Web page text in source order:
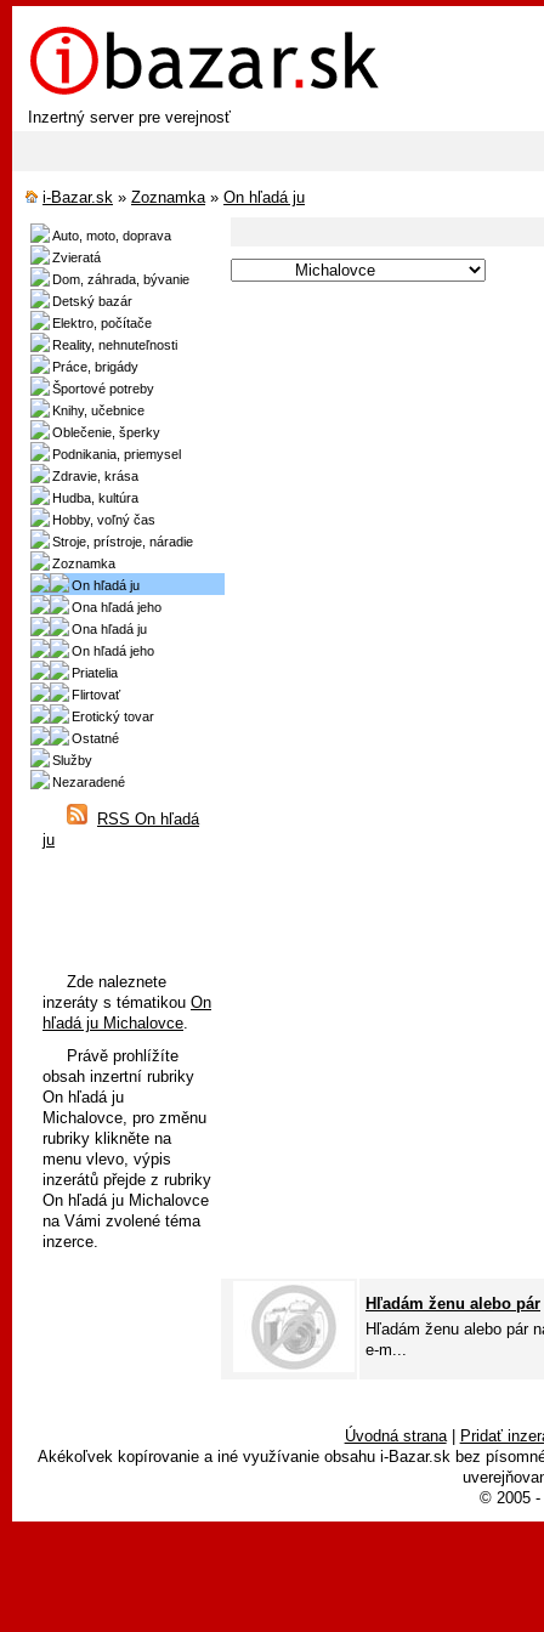
Inzertný server pre verejnosť
i-Bazar.sk » Zoznamka» On hľadá ju
Auto, moto, doprava
Zvieratá
Dom, záhrada, bývanie
Detský bazár
Elektro, počítače
Reality, nehnuteľnosti
Práce, brigády
Športové potreby
Knihy, učebnice
Oblečenie, šperky
Podnikania, priemysel
Zdravie, krása
Hudba, kultúra
Hobby, voľný čas
Stroje, prístroje, náradie
Zoznamka
On hľadá ju
Ona hľadá jeho
Ona hľadá ju
On hľadá jeho
Priatelia
Flirtovať
Erotický tovar
Ostatné
Služby
Nezaradené
RSS On hľadá
ju
Zde naleznete
inzeráty s tématikou On
hľadá ju Michalovce.
Právě prohlížíte
obsah inzertní rubriky
On hľadá ju
Michalovce, pro změnu
rubriky klikněte na
menu vlevo, výpis
inzerátů přejde z rubriky
On hľadá ju Michalovce
na Vámi zvolené téma
inzerce.
Hľadám ženu alebo pár
Hľadám ženu alebo pár
e-m...
Úvodná strana|
Pridať
Akékoľvek kopírovanie a iné využívanie obsahu i-Bazar.sk bez
© 2005 -